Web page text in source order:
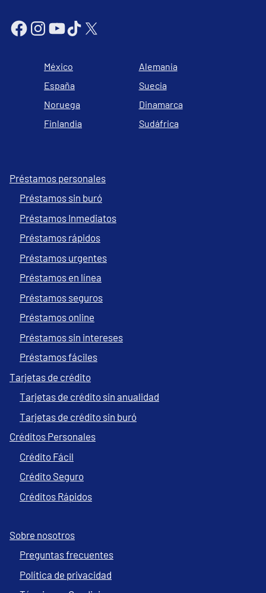
México
Alemania
España
Suecia
Noruega
Dinamarca
Finlandia
Sudáfrica
Préstamos personales
Préstamos sin buró
Préstamos Inmediatos
Préstamos rápidos
Préstamos urgentes
Préstamos en línea
Préstamos seguros
Préstamos online
Préstamos sin intereses
Préstamos fáciles
Tarjetas de crédito
Tarjetas de crédito sin anualidad
Tarjetas de crédito sin buró
Créditos Personales
Crédito Fácil
Crédito Seguro
Créditos Rápidos
Sobre nosotros
Preguntas frecuentes
Política de privacidad